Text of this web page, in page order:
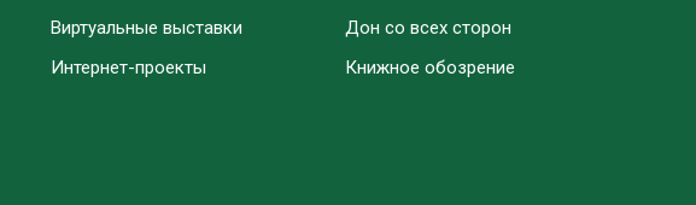
Виртуальные выставки
Интернет-проекты
Дон со всех сторон
Книжное обозрение